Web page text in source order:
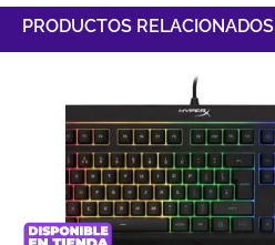
PRODUCTOS RELACIONADOS